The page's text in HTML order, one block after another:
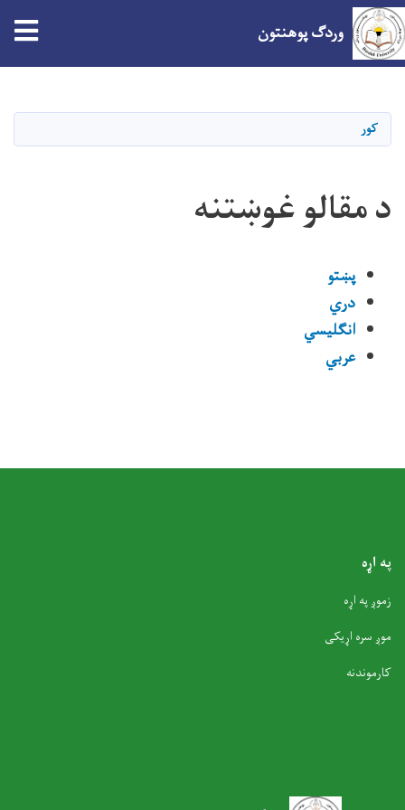
وردګ پوهنتون
کور
د مقالو غوښتنه
پښتو
دري
انګلیسي
عربي
په اړه
زموږ په اړه
موږ سره اړیکی
کارموندنه